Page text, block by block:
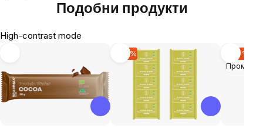
Подобни продукти
High-contrast mode
-10 % -20 %